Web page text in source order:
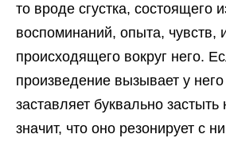
то вроде сгустка, состоящего
воспоминаний, опыта, чувств,
происходящего вокруг него.
произведение вызывает у
заставляет буквально застыть
значит, что оно резонирует с